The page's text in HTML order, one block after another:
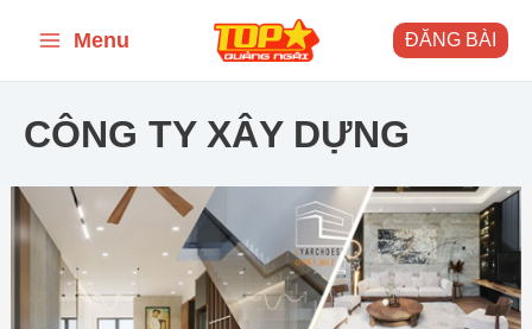
Menu
Menu ĐĂNG BÀI
CÔNG TY XÂY DỰNG